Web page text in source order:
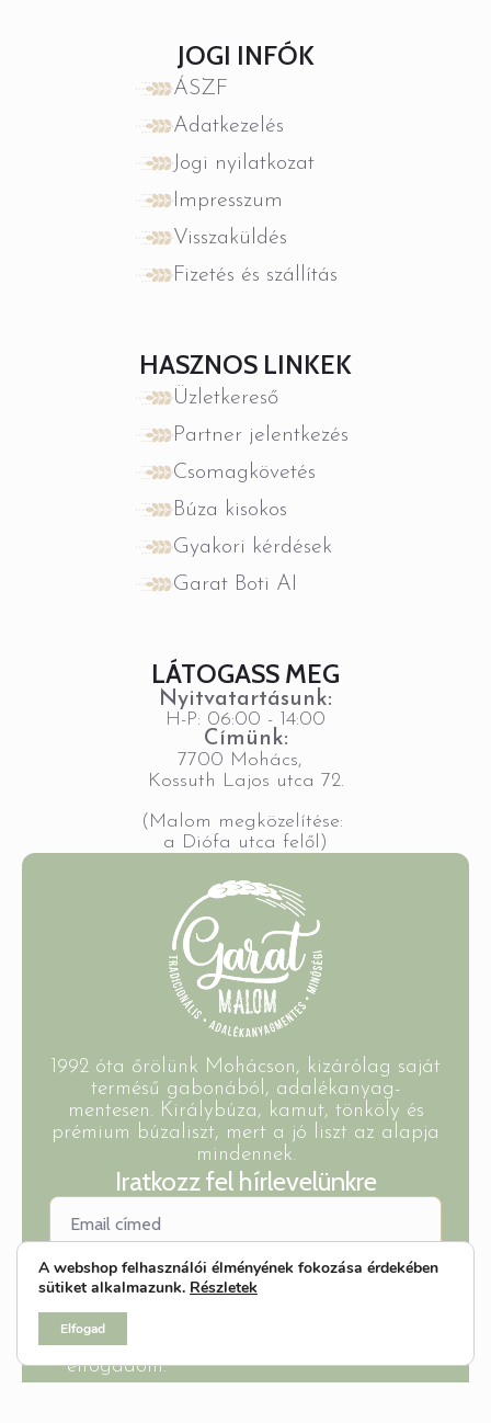
JOGI INFÓK
ÁSZF
Adatkezelés
Jogi nyilatkozat
Impresszum
Visszaküldés
Fizetés és szállítás
HASZNOS LINKEK
Üzletkereső
Partner jelentkezés
Csomagkövetés
Búza kisokos
Gyakori kérdések
Garat Boti AI
LÁTOGASS MEG
Nyitvatartásunk:
H-P: 06:00 - 14:00
Címünk:
7700 Mohács,
Kossuth Lajos utca 72.
(Malom megközelítése:
a Diófa utca felől)
1992 óta őrölünk Mohácson, kizárólag saját
termésű gabonából, adalékanyag-
mentesen. Királybúza, kamut, tönköly és
prémium búzaliszt, mert a jó liszt az alapja
mindennek.
Iratkozz fel hírlevelünkre
Azadatkezelési tájékoztatót
elfogadom.
Feliratkozom
A webshop felhasználói élményének fokozása érdekében
sütiket alkalmazunk. Részletek
Elfogad